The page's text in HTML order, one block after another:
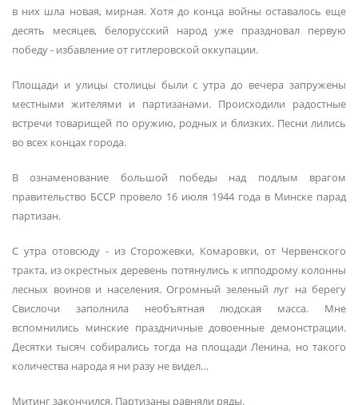
в них шла новая, мирная. Хотя до конца войны оставалось еще
десять месяцев, белорусский народ уже праздновал первую
победу - избавление от гитлеровской оккупации.
Площади и улицы столицы были с утра до вечера запружены
местными жителями и партизанами. Происходили радостные
встречи товарищей по оружию, родных и близких. Песни лились
во всех концах города.
В ознаменование большой победы над подлым врагом
правительство БССР провело 16 июля 1944 года в Минске парад
партизан.
С утра отовсюду - из Сторожевки, Комаровки, от Червенского
тракта, из окрестных деревень потянулись к ипподрому колонны
лесных воинов и населения. Огромный зеленый луг на берегу
Свислочи заполнила необъятная людская масса. Мне
вспомнились минские праздничные довоенные демонстрации.
Десятки тысяч собирались тогда на площади Ленина, но такого
количества народа я ни разу не видел…
Митинг закончился. Партизаны равняли ряды.